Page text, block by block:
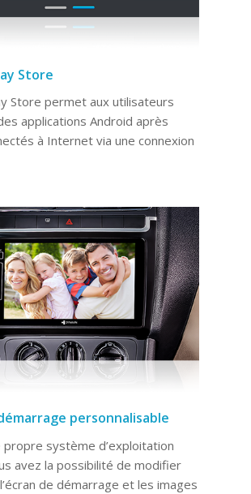
Store
Store permet aux utilisateurs
applications Android après
à Internet via une connexion
personnalisable
propre système d’exploitation
avez la possibilité de modifier
de démarrage et les images